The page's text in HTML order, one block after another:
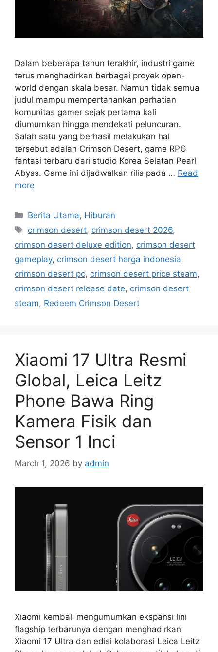
Dalam beberapa tahun terakhir, industri game
terus menghadirkan berbagai proyek open-
world dengan skala besar. Namun tidak semua
judul mampu mempertahankan perhatian
komunitas gamer sejak pertama kali
diumumkan hingga mendekati peluncuran.
Salah satu yang berhasil melakukan hal
tersebut adalah Crimson Desert, game RPG
fantasi terbaru dari studio Korea Selatan Pearl
Abyss. Game ini dijadwalkan rilis pada … Read
more
C
a
e
g
o
r
i
Berita Utama, Hiburan
T
a
s
crimson desert, crimson desert 2026,
crimson desert deluxe edition, crimson desert
gameplay, crimson desert harga indonesia,
crimson desert pc, crimson desert price steam,
crimson desert release date, crimson desert
steam, Redeem Crimson Desert
Xiaomi 17 Ultra Resmi
Global, Leica Leitz
Phone Bawa Ring
Kamera Fisik dan
Sensor 1 Inci
March 1, 2026 by admin
Xiaomi kembali mengumumkan ekspansi lini
flagship terbarunya dengan menghadirkan
Xiaomi 17 Ultra dan edisi kolaborasi Leica Leitz